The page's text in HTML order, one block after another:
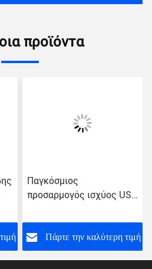
προϊόντα
Παγκόσμιος
προσαρμογός ισχύος USB
Πάρτε την καλύτερη τιμή